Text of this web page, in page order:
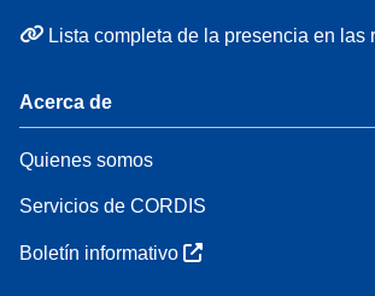
Lista completa de la presencia en las
Acerca de
Quienes somos
Servicios de CORDIS
Boletín informativo